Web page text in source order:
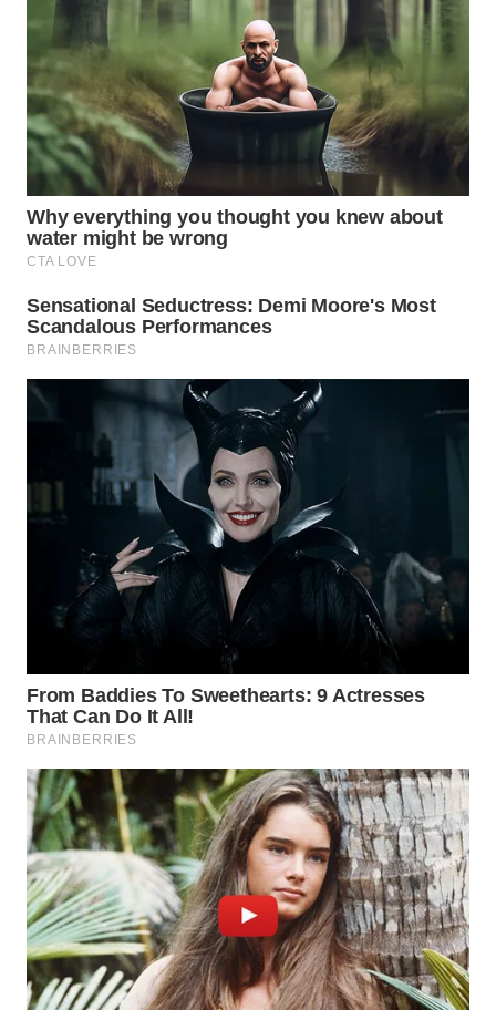
BORNEO
Wahana
Media
Group
WAHANA
NEWS
TANI
INFRASTRUKTUR
KONSUMEN
WAHANA
LISTRIK
WAHANA
TRAVEL
WAHANA
TV
WAHANANEWS
ID
WAHANANEWS
CO ID